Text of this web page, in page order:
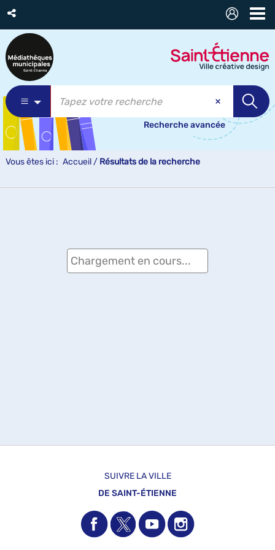
Recherche avancée
Vous êtes ici : Accueil / Résultats de la recherche
Chargement en cours...
SUIVRE LA VILLE
DE SAINT-ÉTIENNE